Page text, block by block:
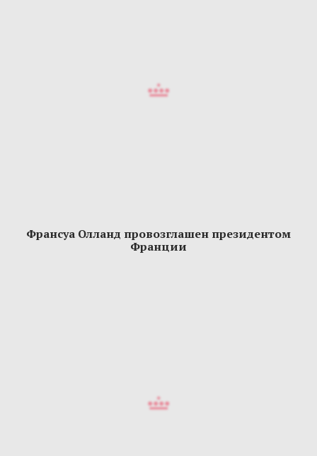
Франсуа Олланд провозглашен президентом
Франции